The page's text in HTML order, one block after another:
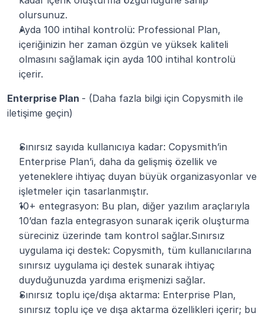
olursunuz.
Ayda 100 intihal kontrolü: Professional Plan,
içeriğinizin her zaman özgün ve yüksek kaliteli
olmasını sağlamak için ayda 100 intihal kontrolü
içerir.
Enterprise Plan - (Daha fazla bilgi için Copysmith ile
iletişime geçin)
Sınırsız sayıda kullanıcıya kadar: Copysmith’in
Enterprise Plan’i, daha da gelişmiş özellik ve
yeteneklere ihtiyaç duyan büyük organizasyonlar ve
işletmeler için tasarlanmıştır.
10+ entegrasyon: Bu plan, diğer yazılım araçlarıyla
10’dan fazla entegrasyon sunarak içerik oluşturma
süreciniz üzerinde tam kontrol sağlar.Sınırsız
uygulama içi destek: Copysmith, tüm kullanıcılarına
sınırsız uygulama içi destek sunarak ihtiyaç
duyduğunuzda yardıma erişmenizi sağlar.
Sınırsız toplu içe/dışa aktarma: Enterprise Plan,
sınırsız toplu içe ve dışa aktarma özellikleri içerir; bu